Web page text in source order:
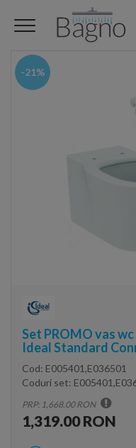
-21%
Set PROMO vas
Ideal Standard
Cod: E005401,E036501
Coduri set:
PRP: 1,668.00 RON
1,319.00 RON